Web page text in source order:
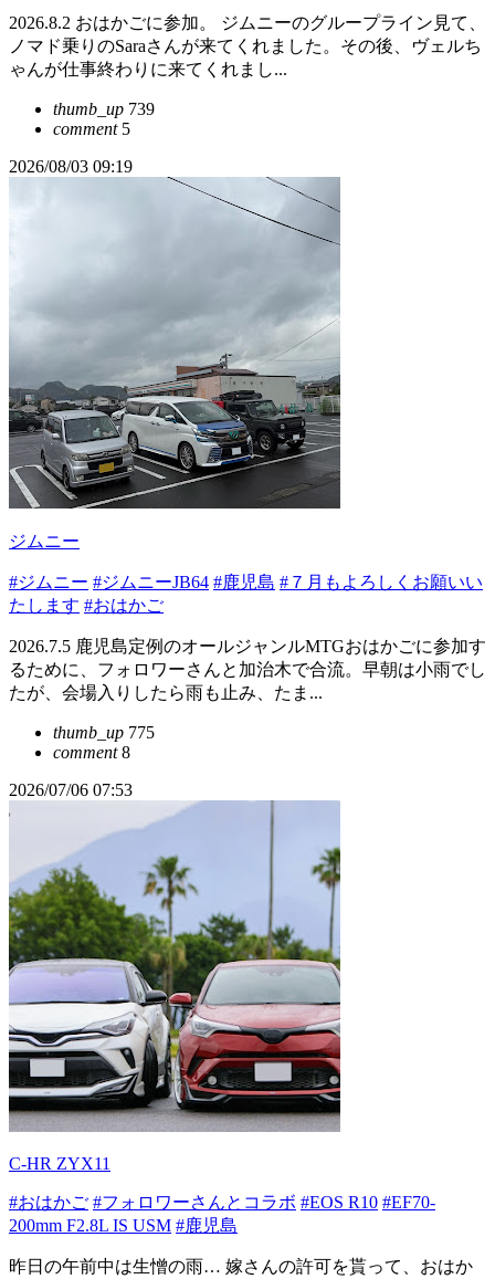
2026.8.2 おはかごに参加。 ジムニーのグループライン見て、
ノマド乗りのSaraさんが来てくれました。その後、ヴェルち
ゃんが仕事終わりに来てくれまし...
thumb_up 739
comment5
2026/08/03 09:19
ジムニー
#ジムニー #ジムニーJB64 #鹿児島 #７月もよろしくお願いい
たします #おはかご
2026.7.5 鹿児島定例のオールジャンルMTGおはかごに参加す
るために、フォロワーさんと加治木で合流。早朝は小雨でし
たが、会場入りしたら雨も止み、たま...
thumb_up 775
comment8
2026/07/06 07:53
C-HR ZYX11
#おはかご #フォロワーさんとコラボ #EOS R10 #EF70-
200mm F2.8L IS USM #鹿児島
昨日の午前中は生憎の雨… 嫁さんの許可を貰って、おはか